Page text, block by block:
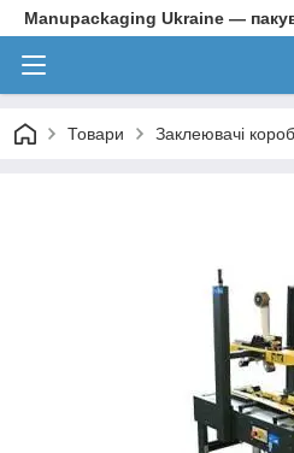
Manupackaging Ukraine —
Товари Заклеювачі